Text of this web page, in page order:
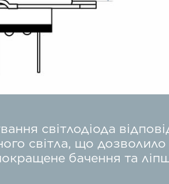
світлодіода
світла, що дозволило
бачення та